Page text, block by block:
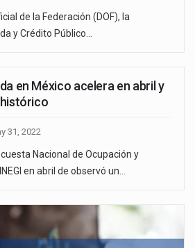
de la Federación (DOF), la
y Crédito Público…
en México acelera en abril y
31, 2022
Nacional de Ocupación y
en abril de observó un…